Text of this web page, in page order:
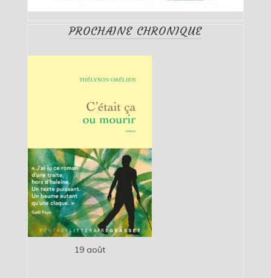
PROCHAINE CHRONIQUE
19 août